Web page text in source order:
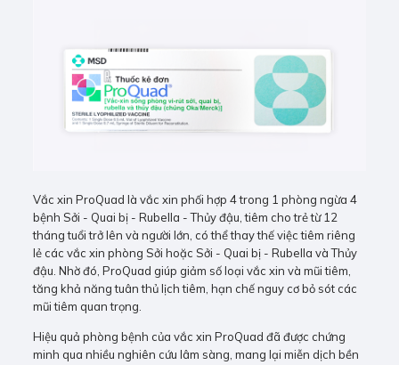
Vắc xin ProQuad là vắc xin phối hợp 4 trong 1 phòng ngừa 4
bệnh Sởi - Quai bị - Rubella - Thủy đậu, tiêm cho trẻ từ 12
tháng tuổi trở lên và người lớn, có thể thay thế việc tiêm riêng
lẻ các vắc xin phòng Sởi hoặc Sởi - Quai bị - Rubella và Thủy
đậu. Nhờ đó, ProQuad giúp giảm số loại vắc xin và mũi tiêm,
tăng khả năng tuân thủ lịch tiêm, hạn chế nguy cơ bỏ sót các
mũi tiêm quan trọng.
Hiệu quả phòng bệnh của vắc xin ProQuad đã được chứng
minh qua nhiều nghiên cứu lâm sàng, mang lại miễn dịch bền